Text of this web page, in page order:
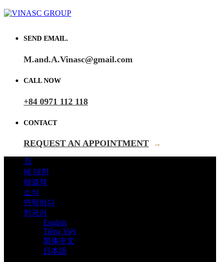
SEND EMAIL.
M.and.A.Vinasc@gmail.com
CALL NOW
+84 0971 112 118
CONTACT
REQUEST AN APPOINTMENT →
집
에 대한
해결책
소식
연락하다
한국어
English
Tiếng Việt
简体中文
日本語